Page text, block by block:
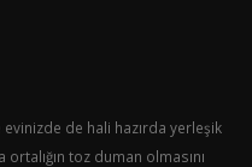
de hali hazırda yerleşik
toz duman olmasını